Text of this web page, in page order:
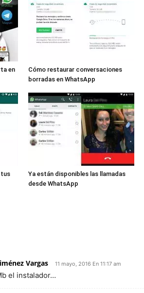
en
Cómo restaurar conversaciones
borradas en WhatsApp
tus
Ya están disponibles las llamadas
desde WhatsApp
Vargas 11 mayo, 2016 En 11:17 am
el instalador…